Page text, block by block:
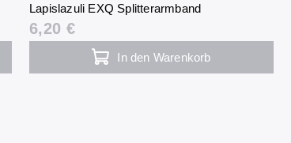
Lapislazuli EXQ Splitterarmband
6,20 €
In den Warenkorb